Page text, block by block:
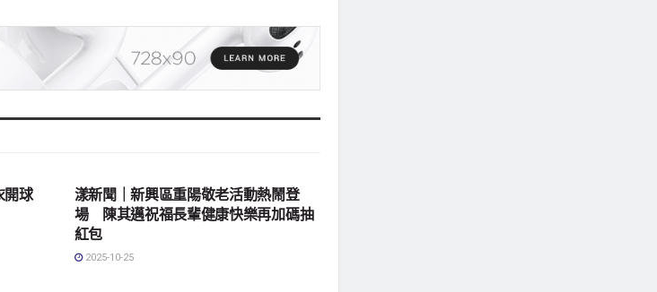
開球
漾新聞｜新興區重陽敬老活動熱鬧登
場 陳其邁祝福長輩健康快樂再加碼抽
紅包
2025-10-25